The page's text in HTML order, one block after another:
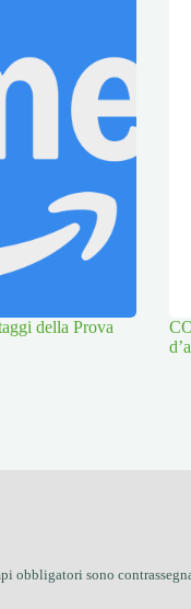
della Prova
obbligatori sono